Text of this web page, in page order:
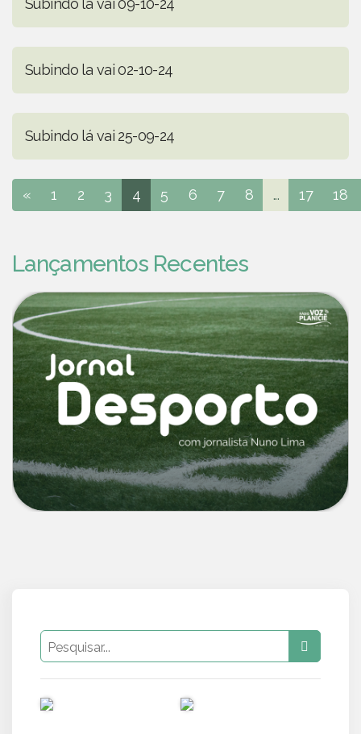
Subindo lá vai 09-10-24
Subindo la vai 02-10-24
Subindo lá vai 25-09-24
« 1 2 3 4 5 6 7 8 ... 17 18
Lançamentos Recentes